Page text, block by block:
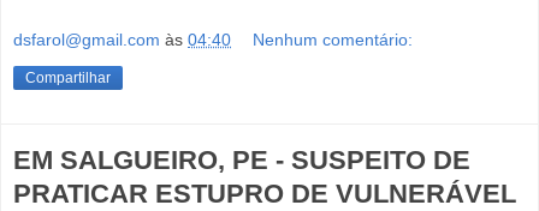
dsfarol@gmail.com às 04:40 Nenhum comentário:
Compartilhar
EM SALGUEIRO, PE - SUSPEITO DE
PRATICAR ESTUPRO DE VULNERÁVEL